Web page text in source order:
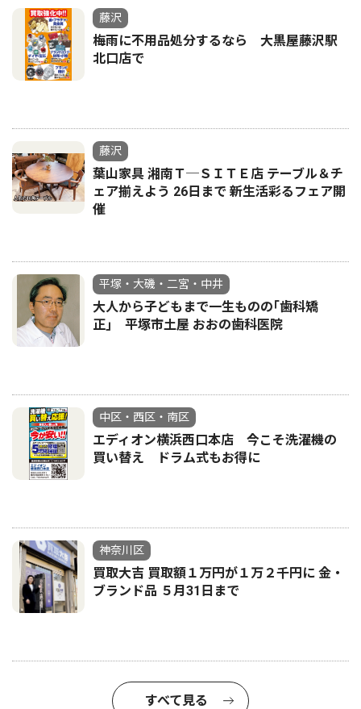
藤沢
梅雨に不用品処分するなら 大黒屋藤沢駅
北口店で
藤沢
葉山家具 湘南Ｔ─ＳＩＴＥ店 テーブル＆チ
ェア揃えよう 26日まで 新生活彩るフェア開
催
平塚・大磯・二宮・中井
大人から子どもまで一生ものの｢歯科矯
正｣ 平塚市土屋 おおの歯科医院
中区・西区・南区
エディオン横浜西口本店 今こそ洗濯機の
買い替え ドラム式もお得に
神奈川区
買取大吉 買取額１万円が１万２千円に 金・
ブランド品 ５月31日まで
すべて見る